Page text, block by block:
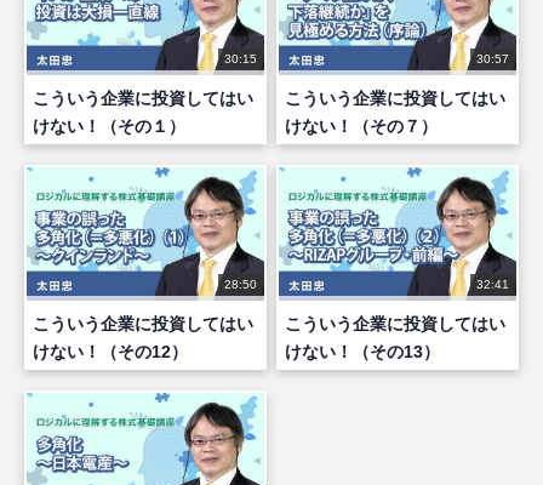
30:15
こういう企業に投資してはい
けない！（その１）
30:57
こういう企業に投資してはい
けない！（その７）
28:50
こういう企業に投資してはい
けない！（その12）
32:41
こういう企業に投資してはい
けない！（その13）